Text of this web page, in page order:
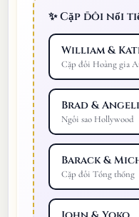
✨ Cặp đôi nổi
William &
Cặp đôi Hoàng gia
Brad &
Ngôi sao Hollywood
Barack &
Cặp đôi Tổng thống